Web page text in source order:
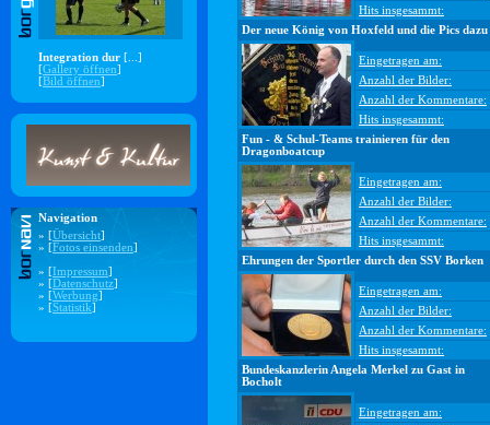
Integration dur [...]
[Gallery öffnen]
[Bild öffnen]
Navigation
» [Übersicht]
» [Fotos einsenden]
» [Impressum]
» [Datenschutz]
» [Werbung]
» [Statistik]
Hits insgesammt:
Der neue König von Hoxfeld und die Pics dazu
Eingetragen am:
Anzahl der Bilder:
Anzahl der Kommentare:
Hits insgesammt:
Fun - & Schul-Teams trainieren für den
Dragonboatcup
Eingetragen am:
Anzahl der Bilder:
Anzahl der Kommentare:
Hits insgesammt:
Ehrungen der Sportler durch den SSV Borken
Eingetragen am:
Anzahl der Bilder:
Anzahl der Kommentare:
Hits insgesammt:
Bundeskanzlerin Angela Merkel zu Gast in
Bocholt
Eingetragen am: